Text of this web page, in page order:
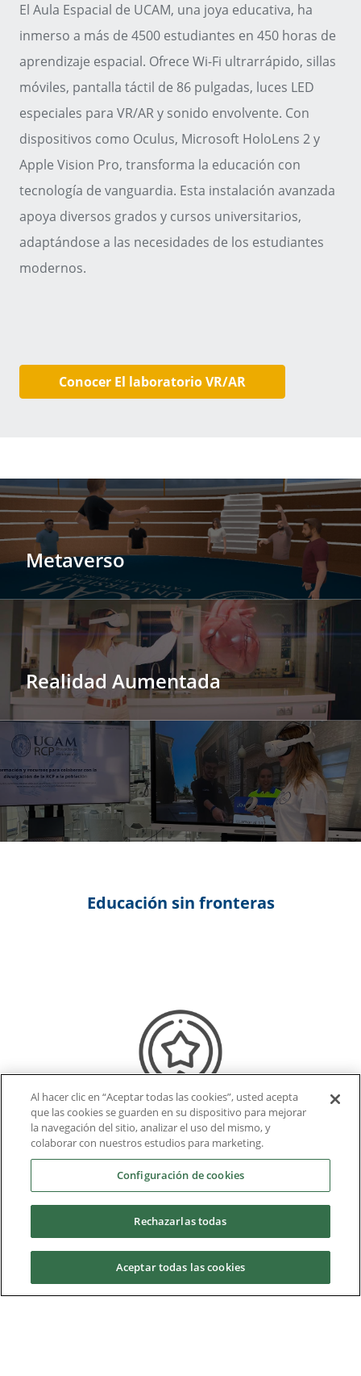
El Aula Espacial de UCAM, una joya educativa, ha
inmerso a más de 4500 estudiantes en 450 horas de
aprendizaje espacial. Ofrece Wi-Fi ultrarrápido, sillas
móviles, pantalla táctil de 86 pulgadas, luces LED
especiales para VR/AR y sonido envolvente. Con
dispositivos como Oculus, Microsoft HoloLens 2 y
Apple Vision Pro, transforma la educación con
tecnología de vanguardia. Esta instalación avanzada
apoya diversos grados y cursos universitarios,
adaptándose a las necesidades de los estudiantes
modernos.
Conocer El laboratorio VR/AR
Metaverso
Realidad Aumentada
Educación sin fronteras
Accesibilidad
Estas tecnologías permiten a los estudiantes acceder
a contenido y experiencias únicas sin importar dónde
se encuentren. Esto es especialmente valioso para
aquellos que viven en áreas remotas o tienen
dificultades para desplazarse.
Al hacer clic en “Aceptar todas las cookies”, usted acepta
que las cookies se guarden en su dispositivo para mejorar
la navegación del sitio, analizar el uso del mismo, y
colaborar con nuestros estudios para marketing.
Configuración de cookies
Rechazarlas todas
Aceptar todas las cookies